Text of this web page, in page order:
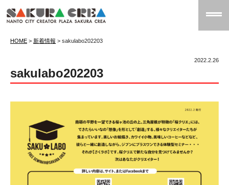
HOME > 新着情報 > sakulabo202203
2022.2.26
sakulabo202203